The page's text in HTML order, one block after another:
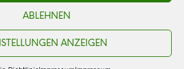
ABLEHNEN
ANZEIGEN
CHF5.80